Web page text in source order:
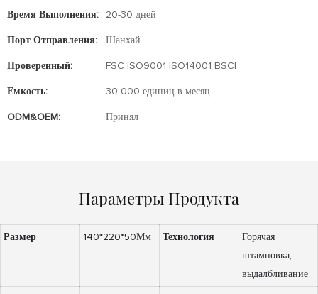
Время Выполнения: 20-30 дней
Порт Отправления: Шанхай
Проверенный: FSC ISO9001 ISO14001 BSCI
Емкость: 30 000 единиц в месяц
ODM&OEM: Принял
Параметры Продукта
Размер 140*220*50Мм Технология
Горячая
штамповка,
выдалбливание